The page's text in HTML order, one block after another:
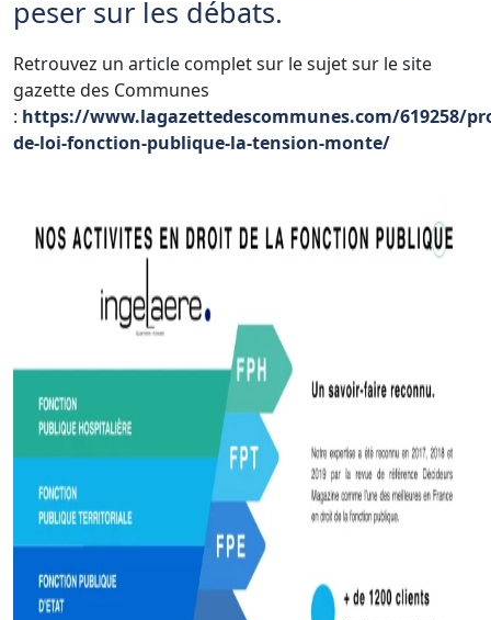
peser sur les débats.
Retrouvez un article complet sur le sujet sur le site
gazette des Communes
: https://www.lagazettedescommunes.com/619258/
de-loi-fonction-publique-la-tension-monte/